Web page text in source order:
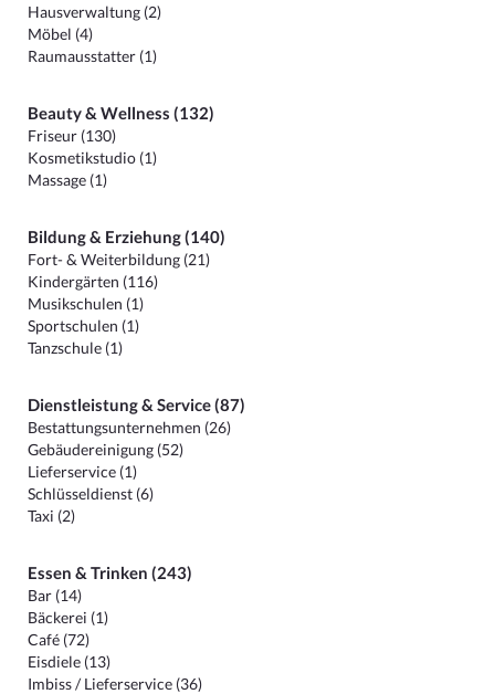
Hausverwaltung (2)
Möbel (4)
Raumausstatter (1)
Beauty & Wellness (132)
Friseur (130)
Kosmetikstudio (1)
Massage (1)
Bildung & Erziehung (140)
Fort- & Weiterbildung (21)
Kindergärten (116)
Musikschulen (1)
Sportschulen (1)
Tanzschule (1)
Dienstleistung & Service (87)
Bestattungsunternehmen (26)
Gebäudereinigung (52)
Lieferservice (1)
Schlüsseldienst (6)
Taxi (2)
Essen & Trinken (243)
Bar (14)
Bäckerei (1)
Café (72)
Eisdiele (13)
Imbiss / Lieferservice (36)